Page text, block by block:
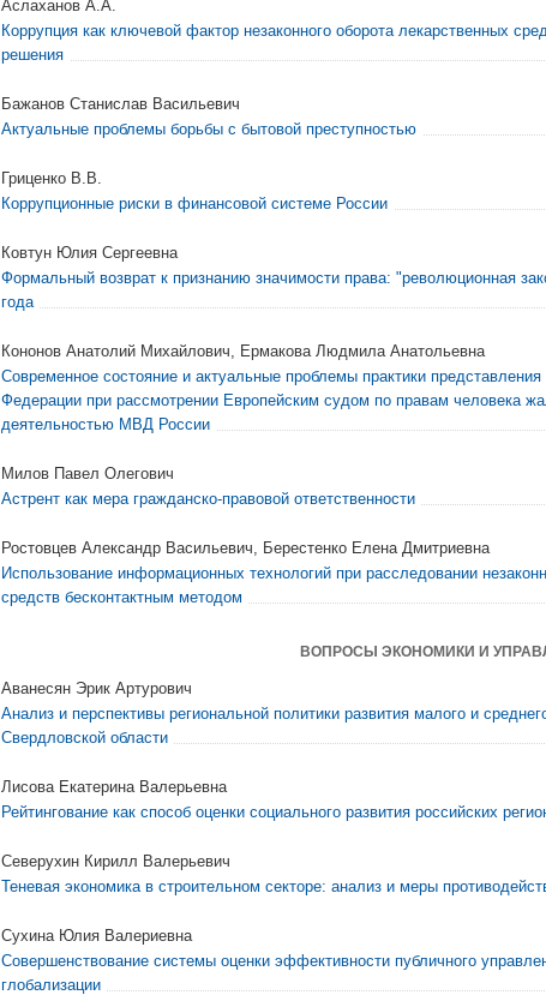
Аслаханов А.А.
Коррупция как ключевой фактор незаконного оборота лекарственных
решения
Бажанов Станислав Васильевич
Актуальные проблемы борьбы с бытовой преступностью
Гриценко В.В.
Коррупционные риски в финансовой системе России
Ковтун Юлия Сергеевна
Формальный возврат к признанию значимости права: "революционная
года
Кононов Анатолий Михайлович, Ермакова Людмила Анатольевна
Современное состояние и актуальные проблемы практики представления
Федерации при рассмотрении Европейским судом по правам человека
деятельностью МВД России
Милов Павел Олегович
Астрент как мера гражданско-правовой ответственности
Ростовцев Александр Васильевич, Берестенко Елена Дмитриевна
Использование информационных технологий при расследовании
средств бесконтактным методом
ВОПРОСЫ ЭКОНОМИКИ И
Аванесян Эрик Артурович
Анализ и перспективы региональной политики развития малого и
Свердловской области
Лисова Екатерина Валерьевна
Рейтингование как способ оценки социального развития российских
Северухин Кирилл Валерьевич
Теневая экономика в строительном секторе: анализ и меры
Сухина Юлия Валериевна
Совершенствование системы оценки эффективности публичного
глобализации